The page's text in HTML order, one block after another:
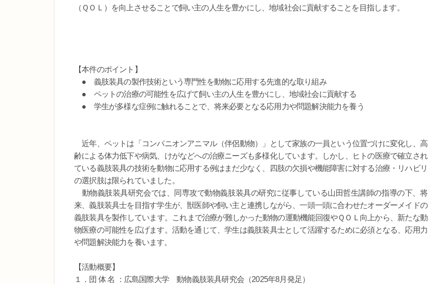
（ＱＯＬ）を向上させることで飼い主の人生を豊かにし、地域社会に貢献することを目指します。
【本件のポイント】
● 義肢装具の製作技術という専門性を動物に応用する先進的な取り組み
● ペットの治療の可能性を広げて飼い主の人生を豊かにし、地域社会に貢献する
● 学生が多様な症例に触れることで、将来必要となる応用力や問題解決能力を養う
近年、ペットは「コンパニオンアニマル（伴侶動物）」として家族の一員という位置づけに変化し、高
齢による体力低下や病気、けがなどへの治療ニーズも多様化しています。しかし、ヒトの医療で確立され
ている義肢装具の技術を動物に応用する例はまだ少なく、四肢の欠損や機能障害に対する治療・リハビリ
の選択肢は限られていました。
動物義肢装具研究会では、同専攻で動物義肢装具の研究に従事している山田哲生講師の指導の下、将
来、義肢装具士を目指す学生が、獣医師や飼い主と連携しながら、一頭一頭に合わせたオーダーメイドの
義肢装具を製作しています。これまで治療が難しかった動物の運動機能回復やＱＯＬ向上から、新たな動
物医療の可能性を広げます。活動を通じて、学生は義肢装具士として活躍するために必須となる、応用力
や問題解決能力を養います。
【活動概要】
１．団 体 名 ：広島国際大学 動物義肢装具研究会（2025年8月発足）